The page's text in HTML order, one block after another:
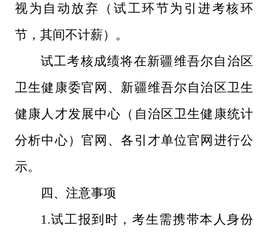
视为自动放弃（试工环节为引进考核环
节，其间不计薪）。
试工考核成绩将在新疆维吾尔自治区
卫生健康委官网、新疆维吾尔自治区卫生
健康人才发展中心（自治区卫生健康统计
分析中心）官网、各引才单位官网进行公
示。
四、 注意事项
1.试工报到时，考生需携带本人身份